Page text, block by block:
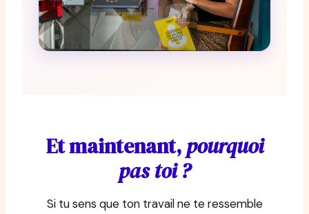
Et maintenant,pourquoi
pas toi ?
Si tu sens que ton travail ne te ressemble